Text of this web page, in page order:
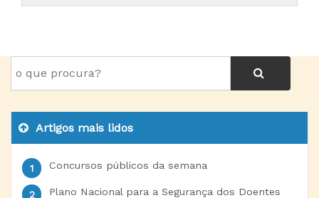
Artigos mais lidos
Concursos públicos da semana
Plano Nacional para a Segurança dos Doentes